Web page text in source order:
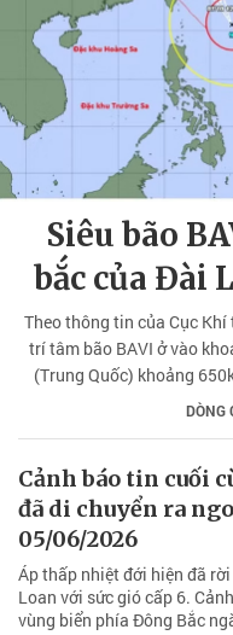
Siêu bão
bắc của Đài
Theo thông tin của Cục
trí tâm bão BAVI ở vào
(Trung Quốc) khoảng
Kiến (Trung Quốc)
DÒNG
Cảnh báo tin cuối
đã di chuyển ra
05/06/2026
Áp thấp nhiệt đới hiện đã
Loan với sức gió cấp 6.
vùng biển phía Đông Bắc